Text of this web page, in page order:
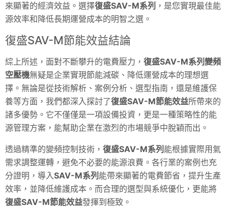
來顯著的經濟效益。選擇復盛SAV-M系列 ，是您實現最佳能
源效率和降低長期運營成本的明智之選。
復盛SAV-M節能效益結論
綜上所述，面對不斷攀升的電費壓力， 復盛SAV-M系列變頻
空壓機無疑是企業實現節能減碳、降低運營成本的理想選
擇。無論是從技術解析、案例分析、選型指南，還是維護保
養等方面，我們都深入探討了復盛SAV-M節能效益所帶來的
諸多優勢。它不僅僅是一項設備投資，更是一種策略性的能
源管理方案，能幫助企業在激烈的市場競爭中脫穎而出。
透過精準的變頻控制技術， 復盛SAV-M系列 能根據實際用氣
需求調整運轉，避免不必要的能源浪費。各行業的案例也充
分證明，導入SAV-M系列 能帶來顯著的電費節省，提升生產
效率，並降低維護成本。而合理的選型與系統優化，更能將
復盛SAV-M節能效益發揮到極致。